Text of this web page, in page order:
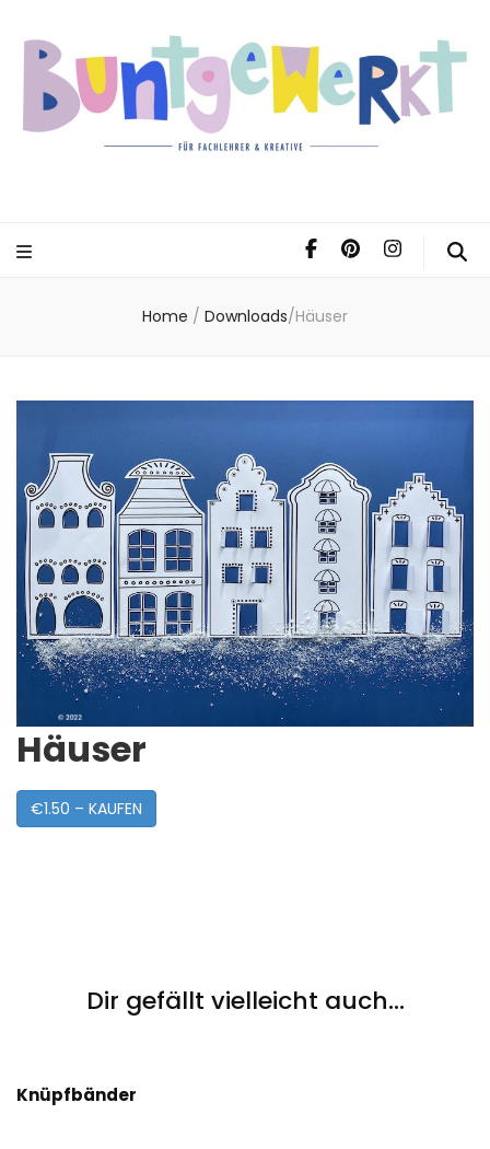
Home / Downloads/Häuser
Häuser
€1.50 – KAUFEN
Dir gefällt vielleicht auch...
Knüpfbänder